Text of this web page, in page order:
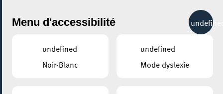
City Life
Menu d'accessibilité
undefined
Noir-Blanc
undefined
Mode dyslexie